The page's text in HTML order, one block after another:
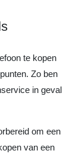
te kopen
Zo ben
in geval
om een
van een